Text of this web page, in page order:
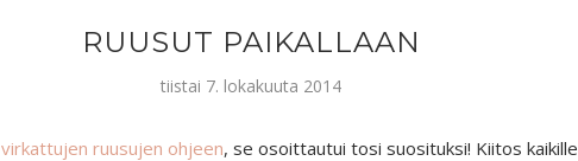
RUUSUT PAIKALLAAN
tiistai 7. lokakuuta 2014
virkattujen ruusujen ohjeen, se osoittautui tosi suosituksi! Kiitos kaikille